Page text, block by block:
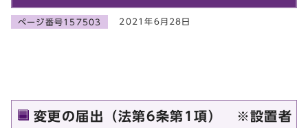
ページ番号157503 2021年6月28日
変更の届出（法第6条第1項） ※設置者